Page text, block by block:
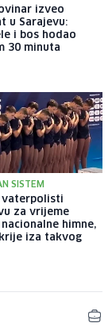
izveo
u Sarajevu:
i bos hodao
30 minuta
SISTEM
vaterpolisti
za vrijeme
himne,
iza takvog